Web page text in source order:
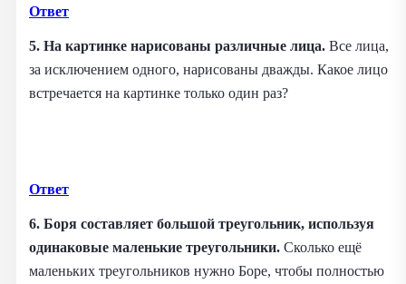
Ответ
5. На картинке нарисованы различные лица. Все лица,
за исключением одного, нарисованы дважды. Какое лицо
встречается на картинке только один раз?
Ответ
6. Боря составляет большой треугольник, используя
одинаковые маленькие треугольники. Сколько ещё
маленьких треугольников нужно Боре, чтобы полностью